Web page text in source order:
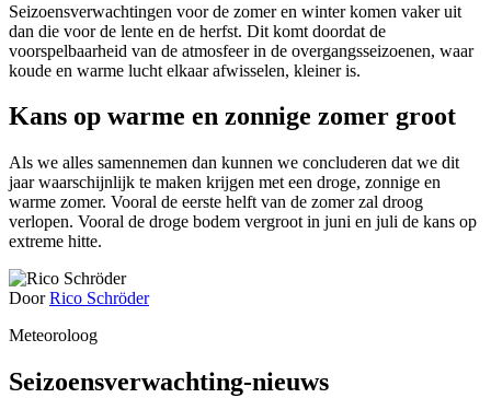
Seizoensverwachtingen voor de zomer en winter komen vaker uit
dan die voor de lente en de herfst. Dit komt doordat de
voorspelbaarheid van de atmosfeer in de overgangsseizoenen, waar
koude en warme lucht elkaar afwisselen, kleiner is.
Kans op warme en zonnige zomer groot
Als we alles samennemen dan kunnen we concluderen dat we dit
jaar waarschijnlijk te maken krijgen met een droge, zonnige en
warme zomer. Vooral de eerste helft van de zomer zal droog
verlopen. Vooral de droge bodem vergroot in juni en juli de kans op
extreme hitte.
DoorRico Schröder
Meteoroloog
Seizoensverwachting-nieuws